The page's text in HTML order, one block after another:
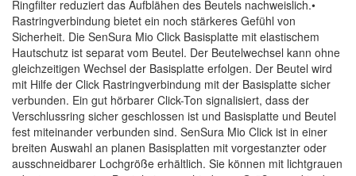
Ringfilter reduziert das Aufblähen des Beutels nachweislich.•
Rastringverbindung bietet ein noch stärkeres Gefühl von
Sicherheit. Die SenSura Mio Click Basisplatte mit elastischem
Hautschutz ist separat vom Beutel. Der Beutelwechsel kann ohne
gleichzeitigen Wechsel der Basisplatte erfolgen. Der Beutel wird
mit Hilfe der Click Rastringverbindung mit der Basisplatte sicher
verbunden. Ein gut hörbarer Click-Ton signalisiert, dass der
Verschlussring sicher geschlossen ist und Basisplatte und Beutel
fest miteinander verbunden sind. SenSura Mio Click ist in einer
breiten Auswahl an planen Basisplatten mit vorgestanzter oder
ausschneidbarer Lochgröße erhältlich. Sie können mit lichtgrauen